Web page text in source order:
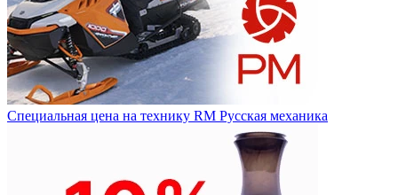
Специальная цена на технику RM Русская механика